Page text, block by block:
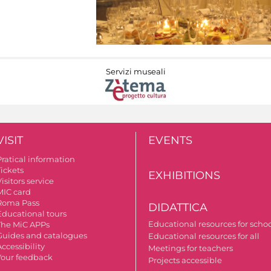
Servizi museali
information
service
card
Pass
tours
MiC APPs
and catalogues
feedback
EVENTS
EXHIBITIONS
DIDATTICA
Educational resources for
Educational resources for all
Meetings for teachers
Projects accessible